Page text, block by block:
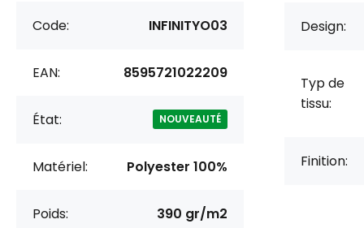
Code: INFINITYO03
EAN: 8595721022209
État: NOUVEAUTÉ
Matériel: Polyester 100%
Poids: 390 gr/m2
Design:
Typ de
tissu:
Finition: